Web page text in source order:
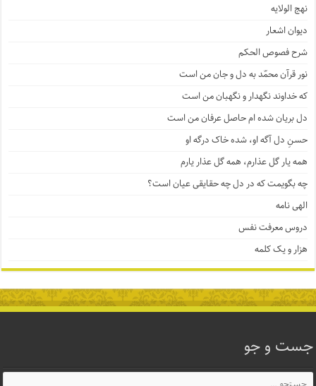
نهج الولایه
دیوان اشعار
شرح فصوص الحکم
نور قرآن محمّد به دل و جان من است
که خداوند نگهدار و نگهبان من است
دل بریان شده ام حاصل عرفان من است
حسنِ دل آگه او، شده خاک درگه او
همه یار گل عذارم، همه گل عذار یارم
چه بگویمت که در دل چه حقایقی عیان است؟
الهی نامه
دروس معرفت نفس
هزار و یک کلمه
جست و جو